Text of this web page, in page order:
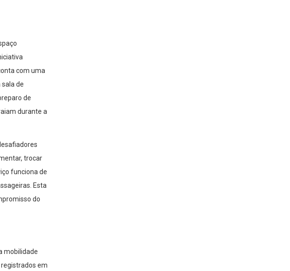
com uma
de
de
durante a
trocar
funciona de
Esta
do
mobilidade
em